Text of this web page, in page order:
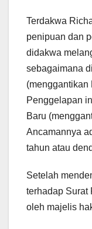
Terdakwa
penipuan dan
didakwa
sebagaimana
(menggantikan
Penggelapan
Baru
Ancamannya
tahun atau
Setelah
terhadap Surat
oleh majelis